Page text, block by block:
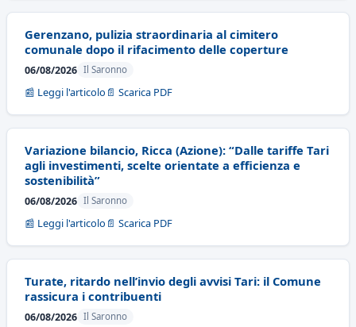
Gerenzano, pulizia straordinaria al cimitero
comunale dopo il rifacimento delle coperture
06/08/2026 Il Saronno
📰 Leggi l'articolo 📄 Scarica PDF
Variazione bilancio, Ricca (Azione): “Dalle tariffe Tari
agli investimenti, scelte orientate a efficienza e
sostenibilità”
06/08/2026 Il Saronno
📰 Leggi l'articolo 📄 Scarica PDF
Turate, ritardo nell’invio degli avvisi Tari: il Comune
rassicura i contribuenti
06/08/2026 Il Saronno